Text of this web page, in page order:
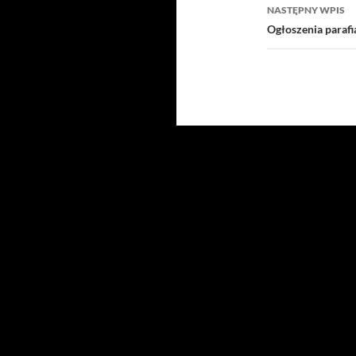
NASTĘPNY WPIS
Ogłoszenia